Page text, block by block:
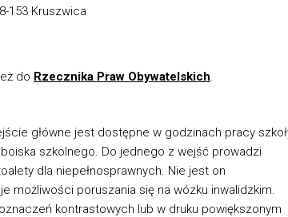
153 Kruszwica
do Rzecznika Praw Obywatelskich.
główne jest dostępne w godzinach pracy
szkolnego. Do jednego z wejść prowadzi
dla niepełnosprawnych. Nie jest on
możliwości poruszania się na wózku inwalidzkim.
kontrastowych lub w druku powiększonym